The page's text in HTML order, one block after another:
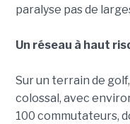
paralyse pas de
Un réseau à haut
Sur un terrain de
colossal, avec
100 commutateurs,